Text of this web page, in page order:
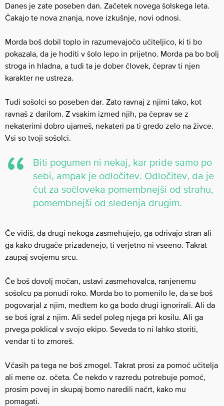
Danes je zate poseben dan. Začetek novega šolskega leta.
Čakajo te nova znanja, nove izkušnje, novi odnosi.
Morda boš dobil toplo in razumevajočo učiteljico, ki ti bo
pokazala, da je hoditi v šolo lepo in prijetno. Morda pa bo bolj
stroga in hladna, a tudi ta je dober človek, čeprav ti njen
karakter ne ustreza.
Tudi sošolci so poseben dar. Zato ravnaj z njimi tako, kot
ravnaš z darilom. Z vsakim izmed njih, pa čeprav se z
nekaterimi dobro ujameš, nekateri pa ti gredo zelo na živce.
Vsi so tvoji sošolci.
Biti pogumen ni nekaj, kar pride samo po
sebi, ampak je odločitev. Odločitev, da je
čut za sočloveka pomembnejši od strahu,
pomembnejši od sledenja drugim.
Če vidiš, da drugi nekoga zasmehujejo, ga odrivajo stran ali
ga kako drugače prizadenejo, ti verjetno ni vseeno. Takrat
zaupaj svojemu srcu.
Če boš dovolj močan, ustavi zasmehovalca, ranjenemu
sošolcu pa ponudi roko. Morda bo to pomenilo le, da se boš
pogovarjal z njim, medtem ko ga bodo drugi ignorirali. Ali da
se boš igral z njim. Ali sedel poleg njega pri kosilu. Ali ga
prvega poklical v svojo ekipo. Seveda to ni lahko storiti,
vendar ti to zmoreš.
Včasih pa tega ne boš zmogel. Takrat prosi za pomoč učitelja
ali mene oz. očeta. Če nekdo v razredu potrebuje pomoč,
prosim povej in skupaj bomo naredili načrt, kako mu
pomagati.